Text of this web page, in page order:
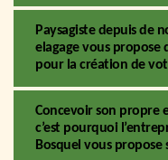
Paysagiste depuis de
elagage vous propose
pour la création de
Concevoir son propre
c’est pourquoi
Bosquel vous propose